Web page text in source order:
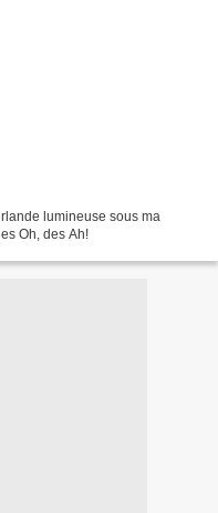
lumineuse sous ma
Oh, des Ah!